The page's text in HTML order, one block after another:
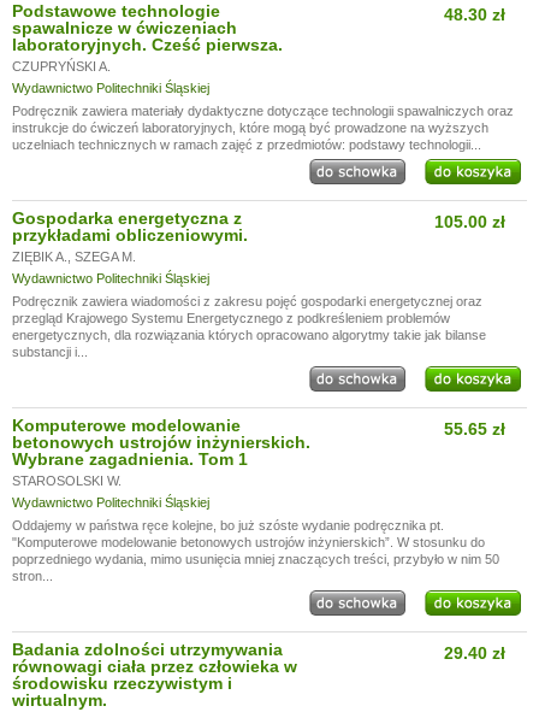
Podstawowe technologie
spawalnicze w ćwiczeniach
laboratoryjnych. Cześć pierwsza.
CZUPRYŃSKI A.
Wydawnictwo Politechniki Śląskiej
48.30 zł
Podręcznik zawiera materiały dydaktyczne dotyczące technologii spawalniczych oraz
instrukcje do ćwiczeń laboratoryjnych, które mogą być prowadzone na wyższych
uczelniach technicznych w ramach zajęć z przedmiotów: podstawy technologii...
Gospodarka energetyczna z
przykładami obliczeniowymi.
ZIĘBIK A.
SZEGA M.
Wydawnictwo Politechniki Śląskiej
105.00 zł
Podręcznik zawiera wiadomości z zakresu pojęć gospodarki energetycznej oraz
przegląd Krajowego Systemu Energetycznego z podkreśleniem problemów
energetycznych, dla rozwiązania których opracowano algorytmy takie jak bilanse
substancji i...
Komputerowe modelowanie
betonowych ustrojów inżynierskich.
Wybrane zagadnienia. Tom 1
STAROSOLSKI W.
Wydawnictwo Politechniki Śląskiej
55.65 zł
Oddajemy w państwa ręce kolejne, bo już szóste wydanie podręcznika pt.
"Komputerowe modelowanie betonowych ustrojów inżynierskich”. W stosunku do
poprzedniego wydania, mimo usunięcia mniej znaczących treści, przybyło w nim 50
stron...
Badania zdolności utrzymywania
równowagi ciała przez człowieka w
środowisku rzeczywistym i
wirtualnym.
29.40 zł